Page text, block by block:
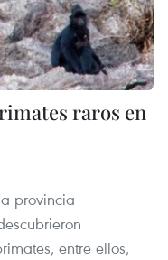
raros en
provincia
entre ellos,